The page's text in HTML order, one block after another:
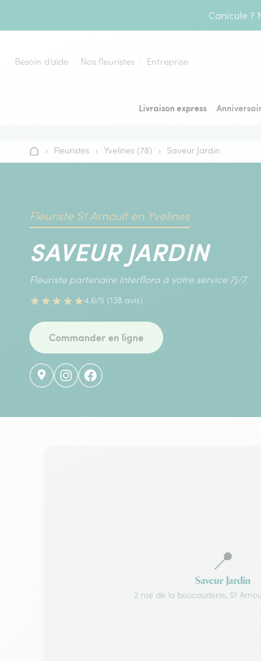
Canicule ?
Besoin d’aide Nos fleuristes Entreprise
Livraison express
Accueil
› Fleuristes › Yvelines (78) › Saveur Jardin
Fleuriste St Arnoult en Yvelines
SAVEUR JARDIN
Fleuriste partenaire Interflora à votre service 7j/7
★★★★★4.6/5 (138 avis)
Commander en ligne
📍
Saveur Jardin
2 rue de la boucauderie, St